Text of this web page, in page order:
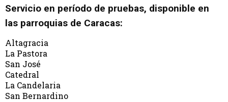
Servicio en período de pruebas, disponible en
las parroquias de Caracas:
Altagracia
La Pastora
San José
Catedral
La Candelaria
San Bernardino